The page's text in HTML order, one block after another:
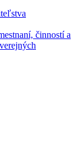
činností a